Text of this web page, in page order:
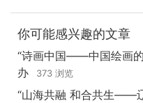
你可能感兴趣的文章
“诗画中国——中国绘画
办
373 浏览
“山海共融 和合共生——